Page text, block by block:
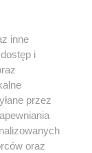
inne
i
przez
oraz